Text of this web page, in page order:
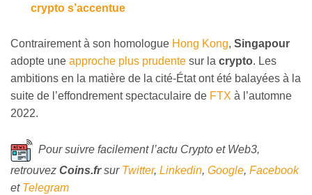
crypto s’accentue
Contrairement à son homologue Hong Kong, Singapour
adopte une approche plus prudente sur la crypto. Les
ambitions en la matière de la cité-État ont été balayées à la
suite de l’effondrement spectaculaire de FTX à l’automne
2022.
Pour suivre facilement l’actu Crypto et Web3,
retrouvez Coins.frsur Twitter, Linkedin, Google, Facebook
et Telegram